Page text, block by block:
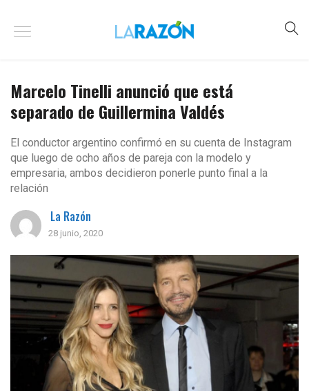
Marcelo Tinelli anunció que está
separado de Guillermina Valdés
El conductor argentino confirmó en su cuenta de Instagram
que luego de ocho años de pareja con la modelo y
empresaria, ambos decidieron ponerle punto final a la
relación
La Razón
28 junio, 2020